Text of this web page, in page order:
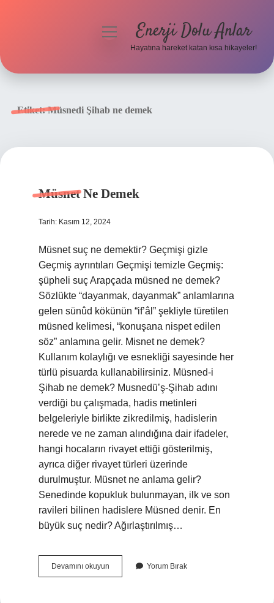
menüyüEnerji Dolu Anlar
Hayatına hareket katan kısa hikayeler!
Etiket:Müsnedi Şihab ne demek
Müsnet Ne Demek
Tarih: Kasım 12, 2024
Müsnet suç ne demektir? Geçmişi gizle
Geçmiş ayrıntıları Geçmişi temizle Geçmiş:
şüpheli suç Arapçada müsned ne demek?
Sözlükte “dayanmak, dayanmak” anlamlarına
gelen sünûd kökünün “if’âl” şekliyle türetilen
müsned kelimesi, “konuşana nispet edilen
söz” anlamına gelir. Misnet ne demek?
Kullanım kolaylığı ve esnekliği sayesinde her
türlü pisuarda kullanabilirsiniz. Müsned-i
Şihab ne demek? Musnedü’ş-Şihab adını
verdiği bu çalışmada, hadis metinleri
belgeleriyle birlikte zikredilmiş, hadislerin
nerede ve ne zaman alındığına dair ifadeler,
hangi hocaların rivayet ettiği gösterilmiş,
ayrıca diğer rivayet türleri üzerinde
durulmuştur. Müsnet ne anlama gelir?
Senedinde kopukluk bulunmayan, ilk ve son
ravileri bilinen hadislere Müsned denir. En
büyük suç nedir? Ağırlaştırılmış…
Devamını okuyun
Ne
Yorum Bırak